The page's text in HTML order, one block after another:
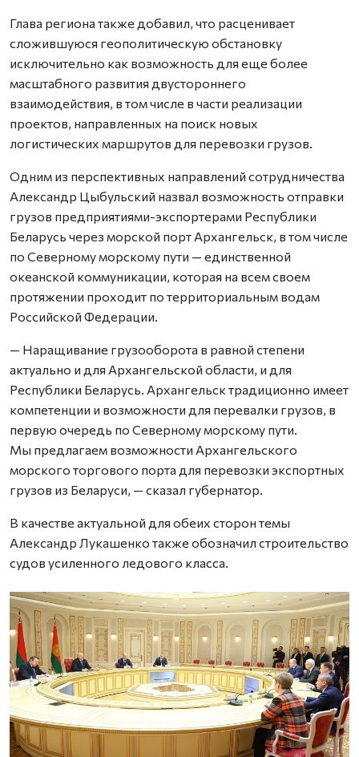
Глава региона также добавил, что расценивает
сложившуюся геополитическую обстановку
исключительно как возможность для еще более
масштабного развития двустороннего
взаимодействия, в том числе в части реализации
проектов, направленных на поиск новых
логистических маршрутов для перевозки грузов.
Одним из перспективных направлений сотрудничества
Александр Цыбульский назвал возможность отправки
грузов предприятиями-экспортерами Республики
Беларусь через морской порт Архангельск, в том числе
по Северному морскому пути — единственной
океанской коммуникации, которая на всем своем
протяжении проходит по территориальным водам
Российской Федерации.
— Наращивание грузооборота в равной степени
актуально и для Архангельской области, и для
Республики Беларусь. Архангельск традиционно имеет
компетенции и возможности для перевалки грузов, в
первую очередь по Северному морскому пути.
Мы предлагаем возможности Архангельского
морского торгового порта для перевозки экспортных
грузов из Беларуси, — сказал губернатор.
В качестве актуальной для обеих сторон темы
Александр Лукашенко также обозначил строительство
судов усиленного ледового класса.